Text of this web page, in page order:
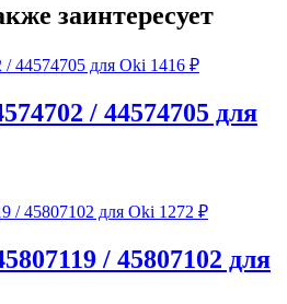
заинтересует
1416 ₽
/ 44574705 для
1272 ₽
/ 45807102 для